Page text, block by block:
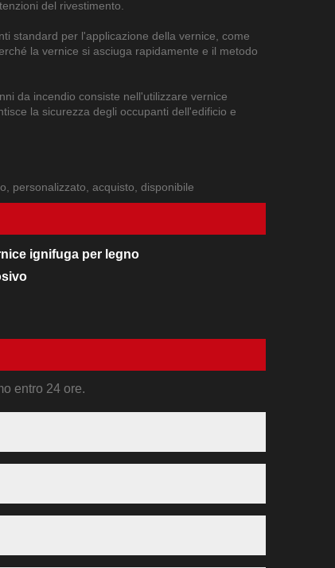
del rivestimento.
standard per l'applicazione della vernice, come
la vernice si asciuga rapidamente e il metodo
da incendio consiste nell'utilizzare vernice
la sicurezza degli occupanti dell'edificio e
personalizzato, acquisto, disponibile
ignifuga per legno
entro 24 ore.